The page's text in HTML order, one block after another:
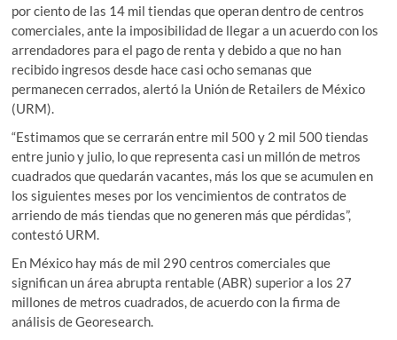
por ciento de las 14 mil tiendas que operan dentro de centros
comerciales, ante la imposibilidad de llegar a un acuerdo con los
arrendadores para el pago de renta y debido a que no han
recibido ingresos desde hace casi ocho semanas que
permanecen cerrados, alertó la Unión de Retailers de México
(URM).
“Estimamos que se cerrarán entre mil 500 y 2 mil 500 tiendas
entre junio y julio, lo que representa casi un millón de metros
cuadrados que quedarán vacantes, más los que se acumulen en
los siguientes meses por los vencimientos de contratos de
arriendo de más tiendas que no generen más que pérdidas”,
contestó URM.
En México hay más de mil 290 centros comerciales que
significan un área abrupta rentable (ABR) superior a los 27
millones de metros cuadrados, de acuerdo con la firma de
análisis de Georesearch.